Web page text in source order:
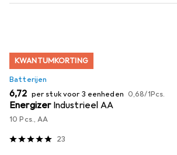
KWANTUMKORTING
Batterijen
EUR
6,72 per stuk voor 3 eenheden EUR
0,68/1Pcs.
Energizer Industrieel AA
10 Pcs., AA
23